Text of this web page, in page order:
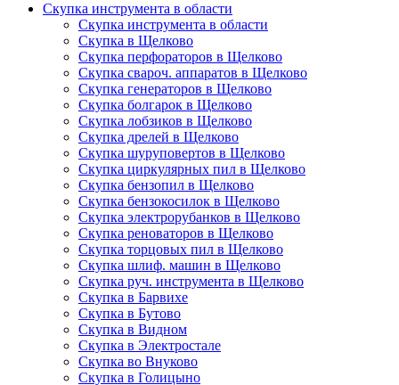
Скупка инструмента в области
Скупка инструмента в области
Скупка в Щелково
Скупка перфораторов в Щелково
Скупка свароч. аппаратов в Щелково
Скупка генераторов в Щелково
Скупка болгарок в Щелково
Скупка лобзиков в Щелково
Скупка дрелей в Щелково
Скупка шуруповертов в Щелково
Скупка циркулярных пил в Щелково
Скупка бензопил в Щелково
Скупка бензокосилок в Щелково
Скупка электрорубанков в Щелково
Скупка реноваторов в Щелково
Скупка торцовых пил в Щелково
Скупка шлиф. машин в Щелково
Скупка руч. инструмента в Щелково
Скупка в Барвихе
Скупка в Бутово
Скупка в Видном
Скупка в Электростале
Скупка во Внуково
Скупка в Голицыно